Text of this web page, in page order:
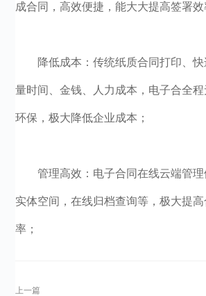
成合同，高效便捷，能大大提高签署效
降低成本：传统纸质合同打印、
量时间、金钱、人力成本，电子合全
环保，极大降低企业成本；
管理高效：电子合同在线云端管
实体空间，在线归档查询等，极大提
率；
上一篇